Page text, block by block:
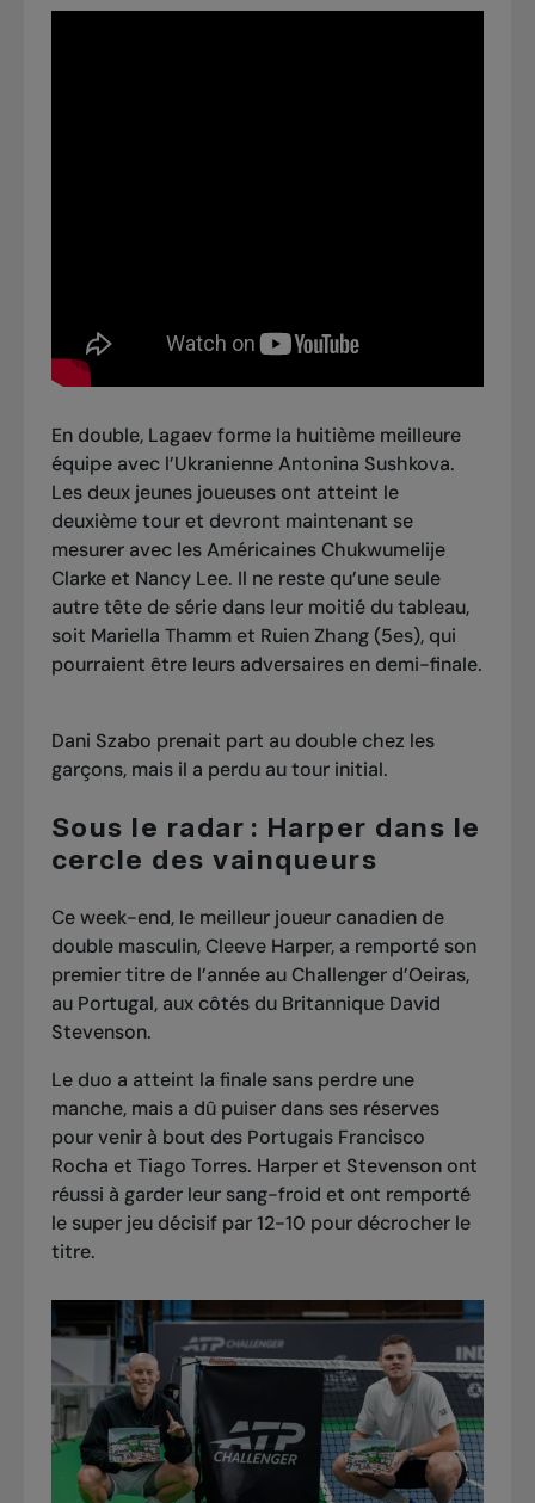
En double, Lagaev forme la huitième meilleure
équipe avec l’Ukranienne Antonina Sushkova.
Les deux jeunes joueuses ont atteint le
deuxième tour et devront maintenant se
mesurer avec les Américaines Chukwumelije
Clarke et Nancy Lee. Il ne reste qu’une seule
autre tête de série dans leur moitié du tableau,
soit Mariella Thamm et Ruien Zhang (5es), qui
pourraient être leurs adversaires en demi-finale.
Dani Szabo prenait part au double chez les
garçons, mais il a perdu au tour initial.
Sous le radar : Harper dans le
cercle des vainqueurs
Ce week-end, le meilleur joueur canadien de
double masculin, Cleeve Harper, a remporté son
premier titre de l’année au Challenger d’Oeiras,
au Portugal, aux côtés du Britannique David
Stevenson.
Le duo a atteint la finale sans perdre une
manche, mais a dû puiser dans ses réserves
pour venir à bout des Portugais Francisco
Rocha et Tiago Torres. Harper et Stevenson ont
réussi à garder leur sang-froid et ont remporté
le super jeu décisif par 12-10 pour décrocher le
titre.